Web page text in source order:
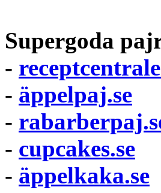
Supergoda
-
- äppelpaj.se
-
- cupcakes.se
- äppelkaka.se